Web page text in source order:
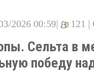
2026 00:59| 121 |
Сельта в
победу